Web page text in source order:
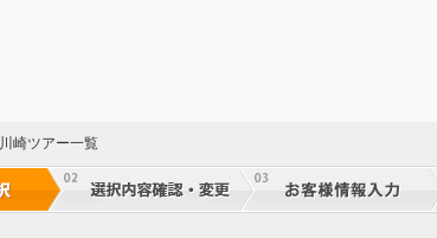
崎ツアー一覧